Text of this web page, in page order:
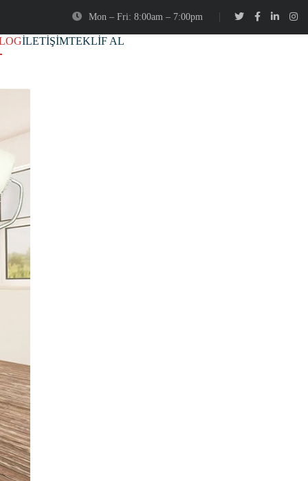
Mon – Fri: 8:00am – 7:00pm
İLETİŞİMTEKLİF AL